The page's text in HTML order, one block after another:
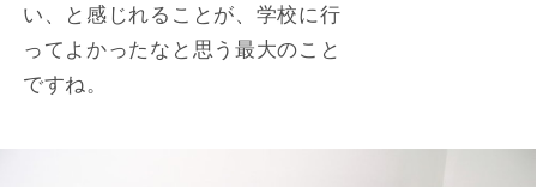
い、と感じれることが、学校に行
ってよかったなと思う最大のこと
ですね。